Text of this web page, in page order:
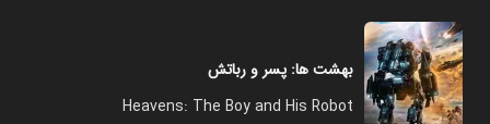
بهشت‌ ها: پسر و رباتش
Heavens: The Boy and His Robot